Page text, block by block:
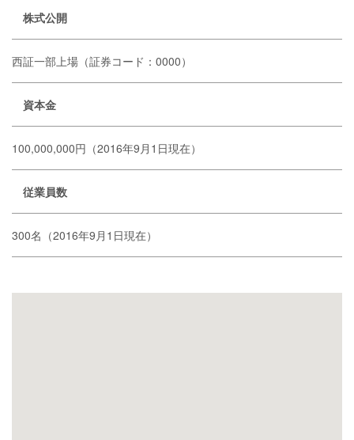
株式公開
西証一部上場（証券コード：0000）
資本金
100,000,000円（2016年9月1日現在）
従業員数
300名（2016年9月1日現在）